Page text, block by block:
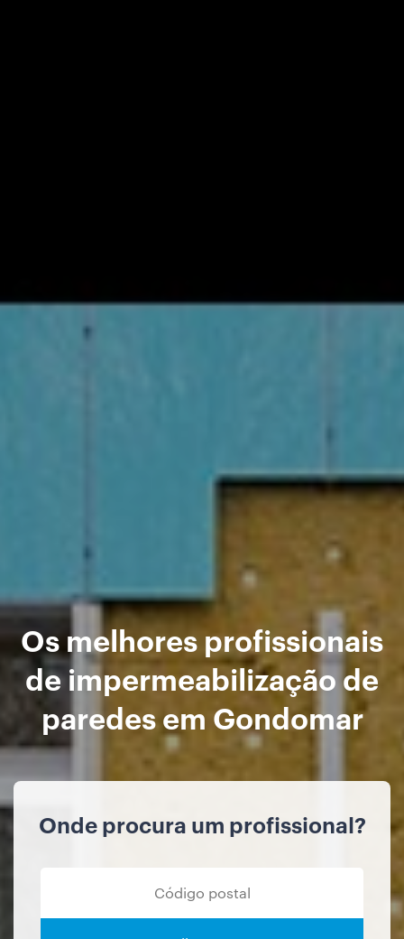
Os melhores profissionais
de impermeabilização de
paredes em Gondomar
Onde procura um profissional?